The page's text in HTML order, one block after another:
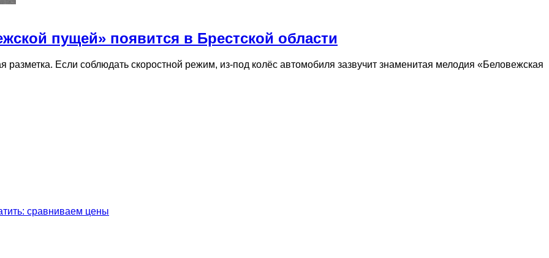
пущей» появится в Брестской области
Если соблюдать скоростной режим, из-под колёс автомобиля зазвучит знаменитая мелодия «Беловежская
сравниваем цены